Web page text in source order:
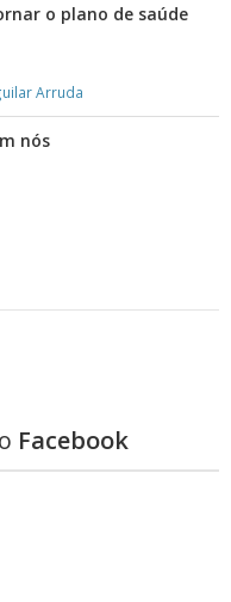
o plano de saúde
Arruda
nós
Facebook